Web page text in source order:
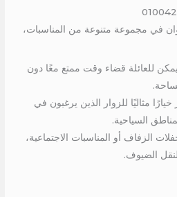
في مجموعة متنوعة من المناسبات،
للعائلة قضاء وقت ممتع معًا دون
خيارًا مثاليًا للزوار الذين يرغبون في
السياحية.
الزفاف أو المناسبات الاجتماعية،
الضيوف.